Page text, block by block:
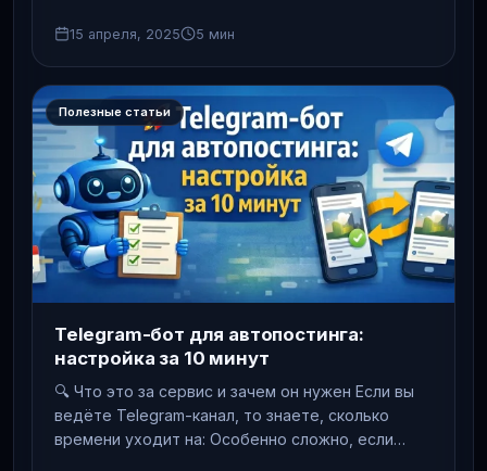
желающего…
15 апреля, 2025 5 мин
Полезные статьи
Telegram-бот для автопостинга:
настройка за 10 минут
🔍 Что это за сервис и зачем он нужен Если вы
ведёте Telegram-канал, то знаете, сколько
времени уходит на: Особенно сложно, если…